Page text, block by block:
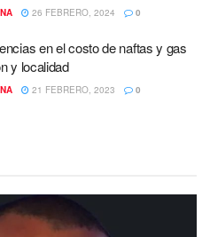
26 FEBRERO, 2024 0
en el costo de naftas y gas
y localidad
21 FEBRERO, 2023 0